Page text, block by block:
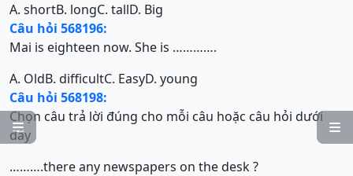


A. shortB. longC. tallD. Big
Câu hỏi 568196:
Mai is eighteen now. She is ………….
A. OldB. difficultC. EasyD. young
Câu hỏi 568198:
Chọn câu trả lời đúng cho mỗi câu hoặc câu hỏi dưới
đây
……….there any newspapers on the desk ?